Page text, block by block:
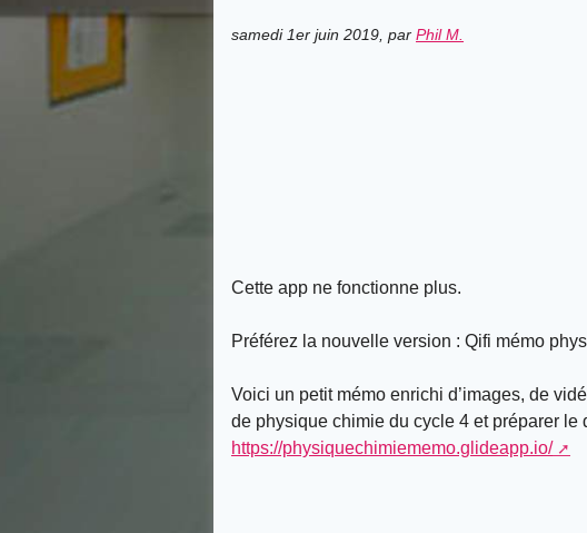
samedi 1er juin 2019 par Phil M.
Cette app ne fonctionne plus.
Préférez la nouvelle version : Qifi mémo
Voici un petit mémo enrichi d’images, de
de physique chimie du cycle 4 et préparer le
https://physiquechimiememo.glideapp.io/